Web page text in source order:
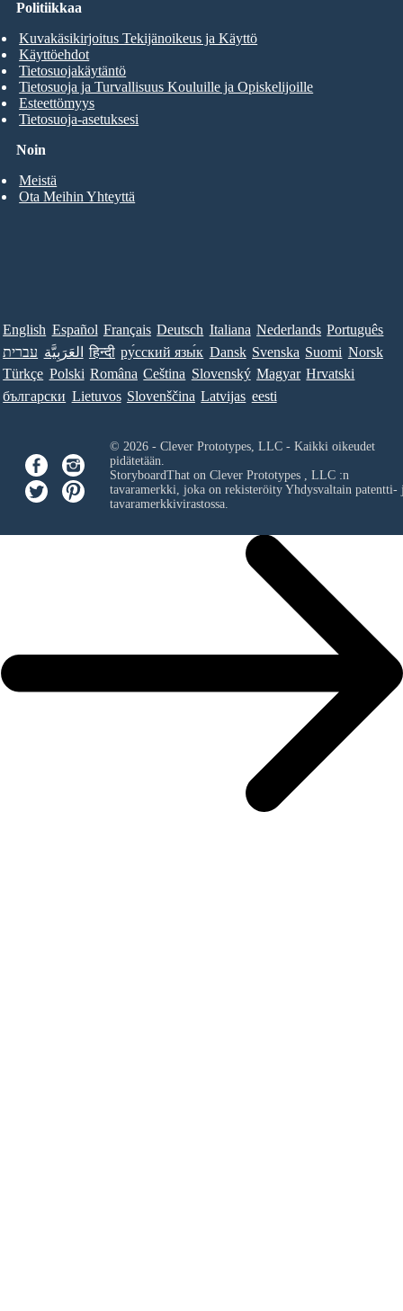
Noin
Meistä
Ota Meihin Yhteyttä
Politiikkaa
Kuvakäsikirjoitus Tekijänoikeus ja Käyttö
Käyttöehdot
Tietosuojakäytäntö
Tietosuoja ja Turvallisuus Kouluille ja Opiskelijoille
Esteettömyys
Tietosuoja-asetuksesi
English Español Français Deutsch Italiana Nederlands Português
עברית العَرَبِيَّة हिन्दी ру́сский язы́к Dansk Svenska Suomi Norsk
Türkçe Polski Româna Ceština Slovenský Magyar Hrvatski
български Lietuvos Slovenščina Latvijas eesti
© 2026 - Clever Prototypes, LLC - Kaikki oikeudet
pidätetään.
StoryboardThat on Clever Prototypes , LLC:n
tavaramerkki, joka on rekisteröity Yhdysvaltain patentti-
tavaramerkkivirastossa.